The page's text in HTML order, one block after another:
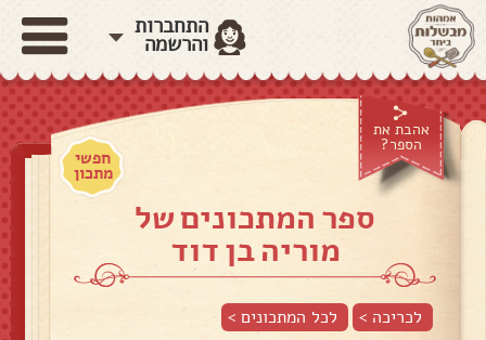
התחברות
והרשמה
אהבת את
הספר?
חפשי
מתכון
ספר המתכונים של
מוריה בן דוד
לכריכה > לכל המתכונים >